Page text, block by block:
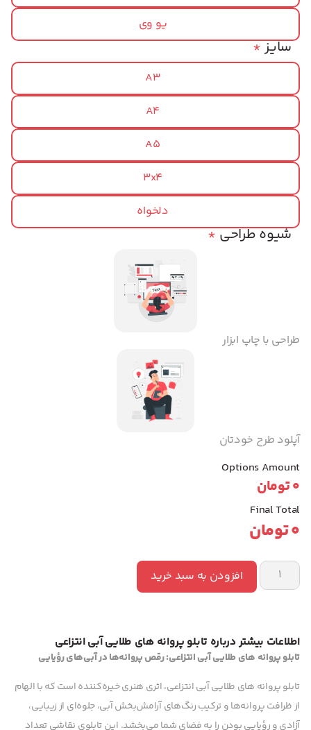
یو وی
*سایز
A3
A4
A5
3x4
دلخواه
*شیوه طراحی
طراحی با چاپ ابزار
آپلود طرح خودتان
Options Amount
0تومان
Final Total
0تومان
افزودن به سبد خرید
اطلاعات بیشتر درباره تابلو پروانه های طلایی آبی انتزاعی
تابلو پروانه های طلایی آبی انتزاعی: رقص پروانه‌ها در آبی‌های رؤیایی
تابلو پروانه های طلایی آبی انتزاعی، اثری هنری خیره‌کننده است که با الهام
از ظرافت پروانه‌ها و ترکیب رنگ‌های آرامش‌بخش آبی، جلوه‌ای از زیبایی،
آزادی و رؤیایی بودن را به فضای شما می‌بخشد. این تابلوی نقاشی تعداد